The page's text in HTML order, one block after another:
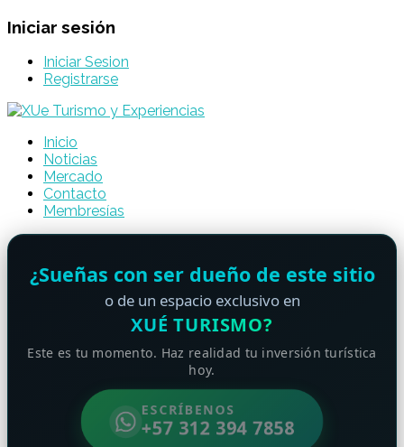
Iniciar sesión
Iniciar Sesion
Registrarse
Inicio
Noticias
Mercado
Contacto
Membresías
¿Sueñas con ser dueño de este sitio
o de un espacio exclusivo en
XUÉ TURISMO?
Este es tu momento. Haz realidad tu inversión turística
hoy.
ESCRÍBENOS
+57 312 394 7858